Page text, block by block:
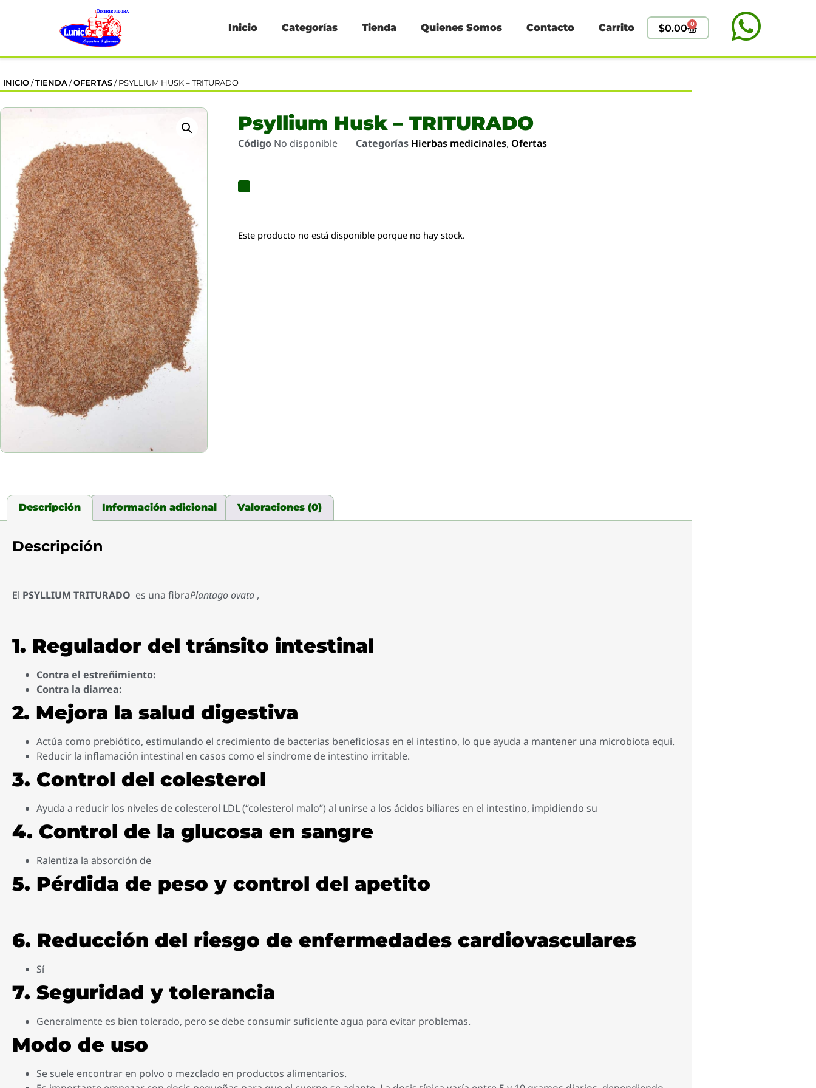
Inicio Categorías Tienda Quienes Somos Contacto Carrito $0.00 0
INICIO /TIENDA /OFERTAS / PSYLLIUM HUSK – TRITURADO
Psyllium Husk – TRITURADO
Código No disponible Categorías Hierbas medicinales, Ofertas
Este producto no está disponible porque no hay stock.
Descripción Información adicional Valoraciones (0)
Descripción
El PSYLLIUM TRITURADO es una fibraPlantago ovata ,
1. Regulador del tránsito intestinal
Contra el estreñimiento:
Contra la diarrea:
2. Mejora la salud digestiva
Actúa como prebiótico, estimulando el crecimiento de bacterias beneficiosas en el intestino, lo que ayuda a mantener una microbiota equi.
Reducir la inflamación intestinal en casos como el síndrome de intestino irritable.
3. Control del colesterol
Ayuda a reducir los niveles de colesterol LDL (“colesterol malo”) al unirse a los ácidos biliares en el intestino, impidiendo su
4. Control de la glucosa en sangre
Ralentiza la absorción de
5. Pérdida de peso y control del apetito
6. Reducción del riesgo de enfermedades cardiovasculares
Sí
7. Seguridad y tolerancia
Generalmente es bien tolerado, pero se debe consumir suficiente agua para evitar problemas.
Modo de uso
Se suele encontrar en polvo o mezclado en productos alimentarios.